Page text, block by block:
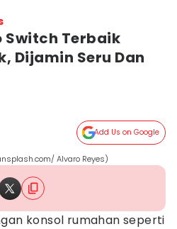
Switch Terbaik
Dijamin Seru Dan
Add Us on Google
Alvaro Reyes)
konsol rumahan seperti